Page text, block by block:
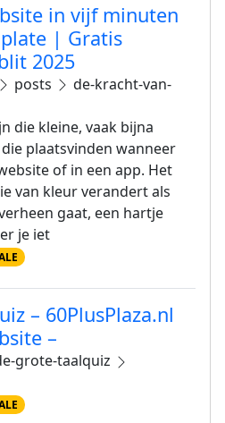
in vijf minuten
| Gratis
2025
posts
de-kracht-van-
die kleine, vaak bijna
plaatsvinden wanneer
of in een app. Het
van kleur verandert als
gaat, een hartje
je iet
– 60PlusPlaza.nl
–
grote-taalquiz